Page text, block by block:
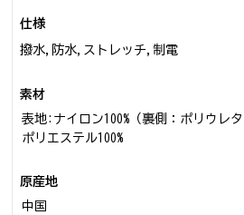
仕様
撥水,防水,ストレッチ,制電
素材
表地:ナイロン100%（裏側：ポリウレ
ポリエステル100%
原産地
中国